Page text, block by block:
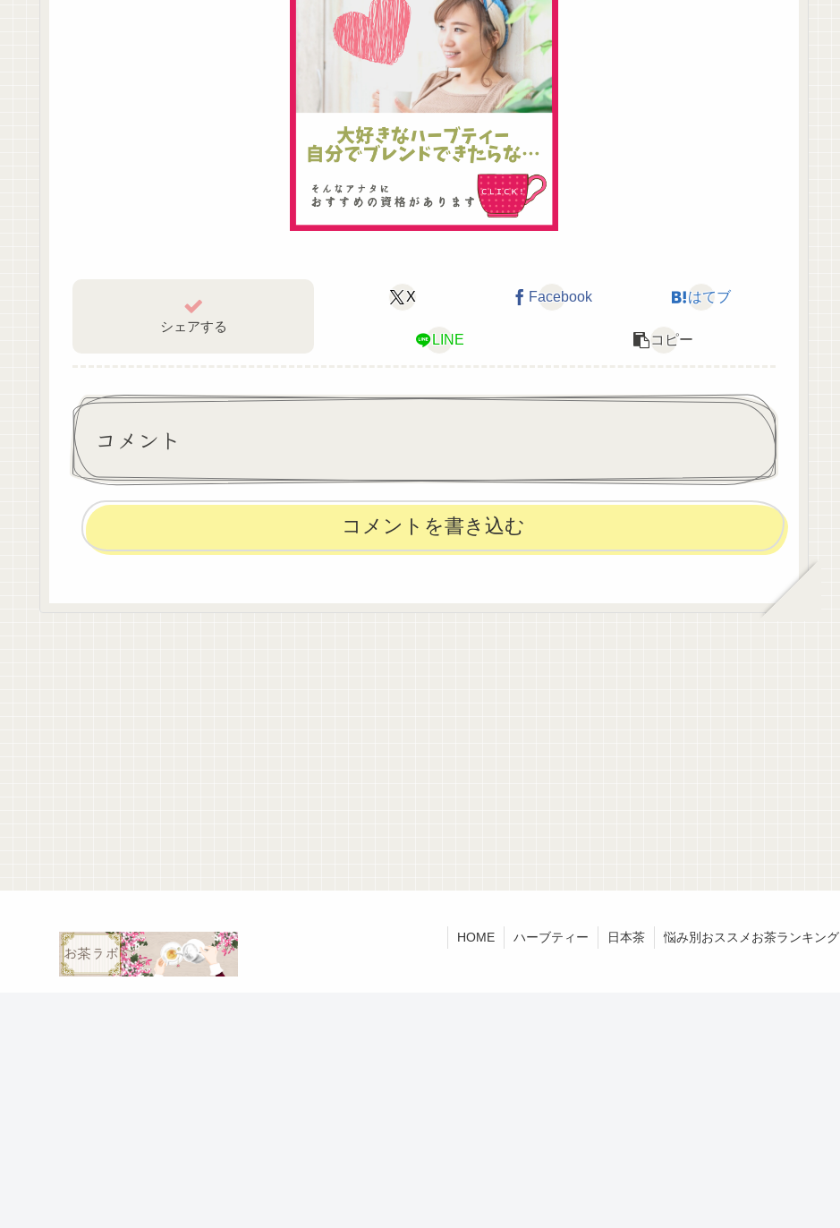
シェアする
X Facebook はてブ
LINE コピー
コメント
コメントを書き込む
HOME ハーブティー 日本茶 悩み別おススメお茶ランキング